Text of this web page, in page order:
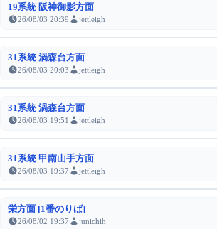
19系統 阪神御影方面
26/08/03 20:39 jettleigh
31系統 渦森台方面
26/08/03 20:03 jettleigh
31系統 渦森台方面
26/08/03 19:51 jettleigh
31系統 甲南山手方面
26/08/03 19:37 jettleigh
栄方面 [1番のりば]
26/08/02 19:37 junichih